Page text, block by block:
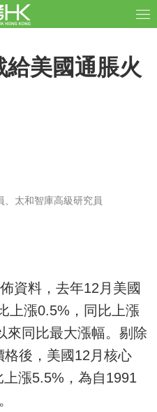
美國通脹火
、太和智庫高級研究員
資料，去年12月美國
上漲0.5%，同比上漲
來同比最大漲幅。剔除
後，美國12月核心
漲5.5%，為自1991